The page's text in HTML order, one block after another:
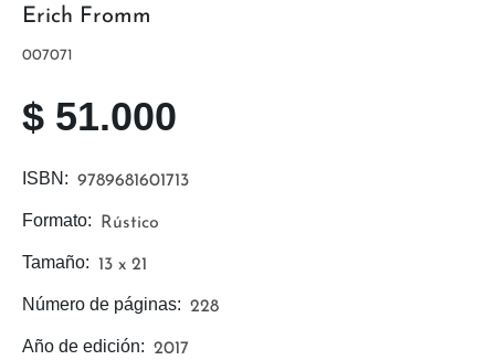
Año de edición: 2017
Número de páginas: 228
Tamaño: 13 x 21
Formato: Rústico
ISBN: 9789681601713
$ 51.000
007071
Erich Fromm